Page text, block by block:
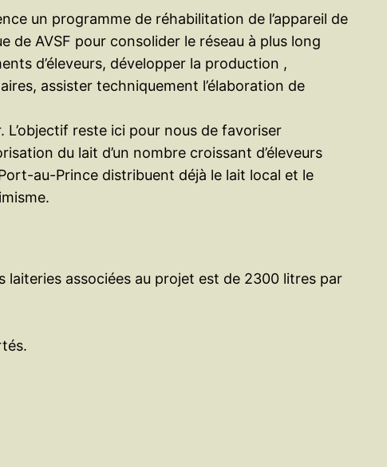
un programme de réhabilitation de l’appareil de
de AVSF pour consolider le réseau à plus long
d’éleveurs, développer la production ,
assister techniquement l’élaboration de
reste ici pour nous de favoriser
du lait d’un nombre croissant d’éleveurs
au-Prince distribuent déjà le lait local et le
associées au projet est de 2300 litres par